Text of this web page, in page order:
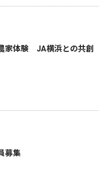
家体験 JA横浜との共創
募集